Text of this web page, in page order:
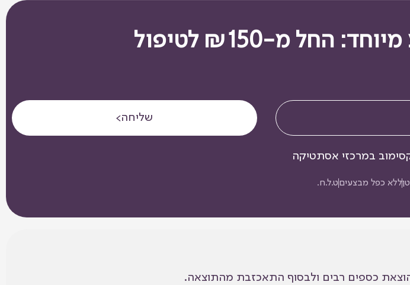
במרכזי אסתטיקה
שליחה
ללא כפל מבצעיםט.ל.ח.
כספים רבים ולבסוף התאכזבת מהתוצאה.